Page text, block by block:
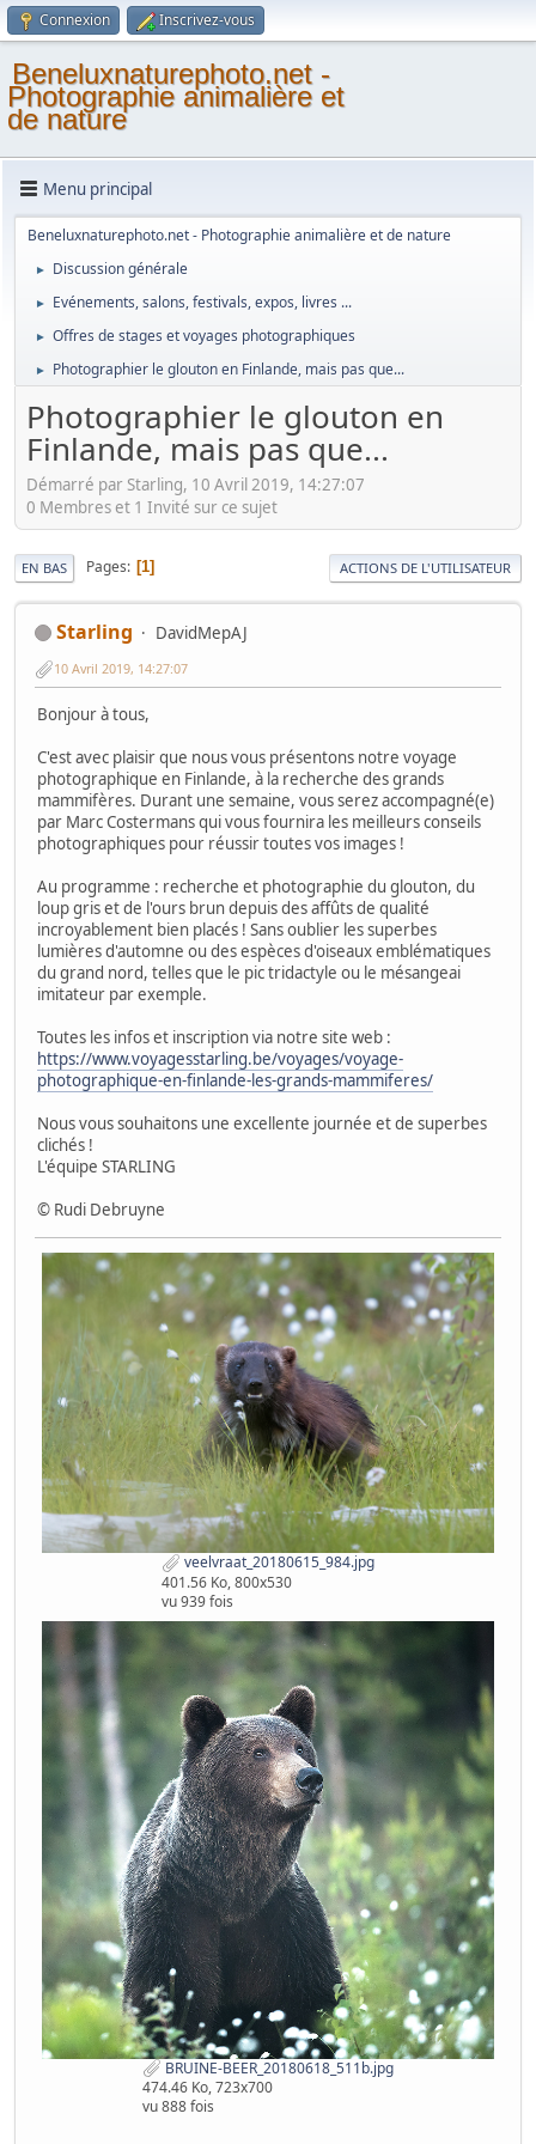
Connexion Inscrivez-vous
Beneluxnaturephoto.net -
Photographie animalière et
de nature
Menu principal
Beneluxnaturephoto.net - Photographie animalière et de nature
► Discussion générale
► Evénements, salons, festivals, expos, livres ...
► Offres de stages et voyages photographiques
► Photographier le glouton en Finlande, mais pas que...
Photographier le glouton en
Finlande, mais pas que...
Démarré par Starling, 10 Avril 2019, 14:27:07
0 Membres et 1 Invité sur ce sujet
EN BAS Pages 1 ACTIONS DE L'UTILISATEUR
Starling DavidMepAJ
10 Avril 2019, 14:27:07
Bonjour à tous,
C'est avec plaisir que nous vous présentons notre voyage
photographique en Finlande, à la recherche des grands
mammifères. Durant une semaine, vous serez accompagné(e)
par Marc Costermans qui vous fournira les meilleurs conseils
photographiques pour réussir toutes vos images !
Au programme : recherche et photographie du glouton, du
loup gris et de l'ours brun depuis des affûts de qualité
incroyablement bien placés ! Sans oublier les superbes
lumières d'automne ou des espèces d'oiseaux emblématiques
du grand nord, telles que le pic tridactyle ou le mésangeai
imitateur par exemple.
Toutes les infos et inscription via notre site web :
https://www.voyagesstarling.be/voyages/voyage-
photographique-en-finlande-les-grands-mammiferes/
Nous vous souhaitons une excellente journée et de superbes
clichés !
L'équipe STARLING
© Rudi Debruyne
veelvraat_20180615_984.jpg
401.56 Ko, 800x530
vu 939 fois
BRUINE-BEER_20180618_511b.jpg
474.46 Ko, 723x700
vu 888 fois